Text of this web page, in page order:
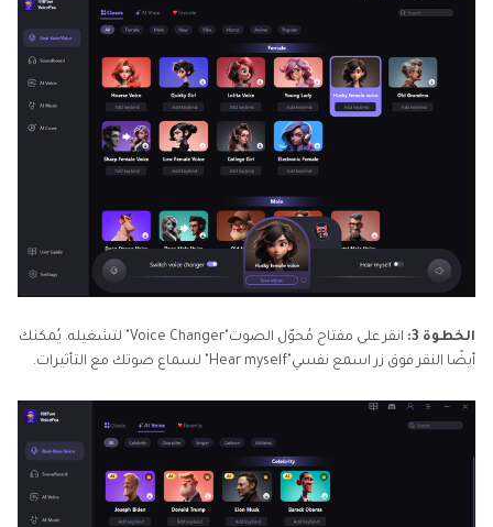
الخطوة 3:
انقر على مفتاح مُحوّل الصوت"Voice Changer" لتشغيله. يُمكنك
أيضًا النقر فوق زر اسمع نفسي"Hear myself" لسماع صوتك مع التأثيرات.